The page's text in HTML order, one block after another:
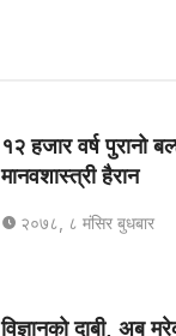
१२ हजार वर्ष पुरानो
मानवशास्त्री हैरान
२०७८, ८ मंसिर बुधबार
विज्ञानको दाबी, अब